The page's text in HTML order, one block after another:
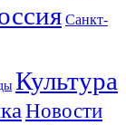
Санкт-
Культура
Новости